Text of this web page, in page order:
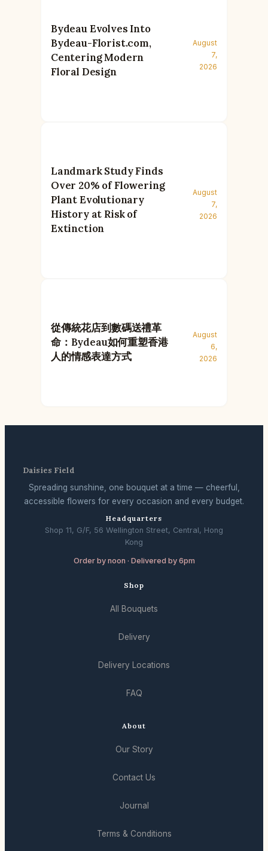
Bydeau Evolves Into
Bydeau-Florist.com,
Centering Modern
Floral Design
August
7,
2026
Landmark Study Finds
Over 20% of Flowering
Plant Evolutionary
History at Risk of
Extinction
August
7,
2026
從傳統花店到數碼送禮革
命：Bydeau如何重塑香港
人的情感表達方式
August
6,
2026
Daisies Field
Spreading sunshine, one bouquet at a time — cheerful,
accessible flowers for every occasion and every budget.
Headquarters
Shop 11, G/F, 56 Wellington Street, Central, Hong
Kong
Order by noon · Delivered by 6pm
Shop
All Bouquets
Delivery
Delivery Locations
FAQ
About
Our Story
Contact Us
Journal
Terms & Conditions